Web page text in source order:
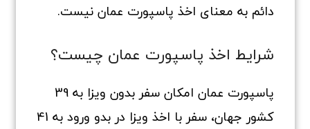
دائم به معنای اخذ پاسپورت عمان نیست.
شرایط اخذ پاسپورت عمان چیست؟
پاسپورت عمان امکان سفر بدون ویزا به 39
کشور جهان، سفر با اخذ ویزا در بدو ورود به 41